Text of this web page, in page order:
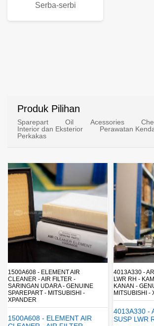
Serba-serbi
Produk Pilihan
Sparepart Oil Acessories
Interior dan Eksterior
Perawatan
Perkakas
4013A330 - ARM ASSY FR SUSP
LWR RH - KAMPAK DEPAN BAWAH
KANAN - GENUINE SPAREPART -
MITSUBISHI - XPANDER
SUSP LWR RH - KAMPAK
4162A413 -
SUSP -
GENUINE
MITSUBISHI -
4162A413 -